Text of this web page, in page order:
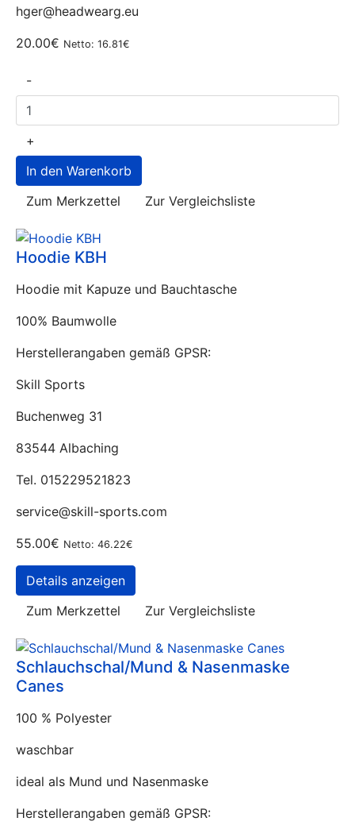
hger@headwearg.eu
20.00€ Netto: 16.81€
-
+
Zum Merkzettel Zur Vergleichsliste
Hoodie KBH
Hoodie mit Kapuze und Bauchtasche
100% Baumwolle
Herstellerangaben gemäß GPSR:
Skill Sports
Buchenweg 31
83544 Albaching
Tel. 015229521823
service@skill-sports.com
55.00€ Netto: 46.22€
Details anzeigen
Zum Merkzettel
Zur Vergleichsliste
Schlauchschal/Mund & Nasenmaske
Canes
100 % Polyester
waschbar
ideal als Mund und Nasenmaske
Herstellerangaben gemäß GPSR: